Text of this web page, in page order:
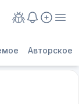
Авторское